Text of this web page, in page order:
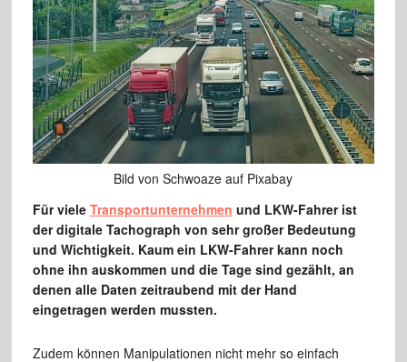
Bild von Schwoaze auf Pixabay
Für viele Transportunternehmen und LKW-Fahrer ist
der digitale Tachograph von sehr großer Bedeutung
und Wichtigkeit. Kaum ein LKW-Fahrer kann noch
ohne ihn auskommen und die Tage sind gezählt, an
denen alle Daten zeitraubend mit der Hand
eingetragen werden mussten.
Zudem können Manipulationen nicht mehr so einfach